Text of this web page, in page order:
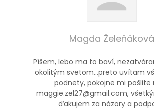
Magda Želeňáková
Píšem, lebo ma to baví,
okolitým svetom…preto uvítam
podnety, pokojne mi pošlite
maggie.zel27@gmail.com,
ďakujem za názory a